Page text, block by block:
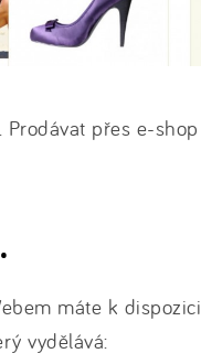
přes e-shop
máte k dispozici
vydělává: